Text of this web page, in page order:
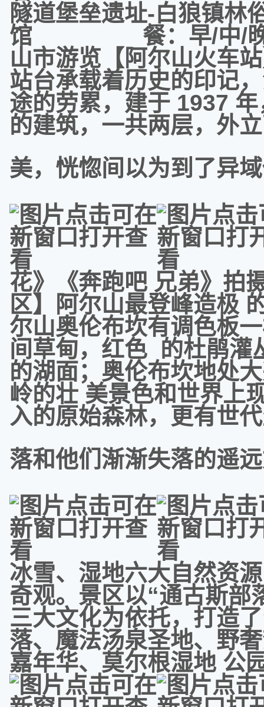
隧道堡垒遗址-白狼镇林
馆 餐：早/中
山市游览【阿尔山火车
站台承载着历史的印记
途的劳累，建于 1937
的建筑，一共两层，外
美，恍惚间以为到了异
花》《奔跑吧 兄弟》拍
区】阿尔山最登峰造极
尔山奥伦布坎有调色板
间草甸，红色 的杜鹃灌
的湖面；奥伦布坎地处
岭的壮 美景色和世界上
入的原始森林，更有世
落和他们渐渐失落的遥
冰雪、湿地六大自然资
奇观。景区以“通古斯部
三大文化为依托，打造
落、魔法汤泉圣地、野
嘉年华、莫尔根湿地 公